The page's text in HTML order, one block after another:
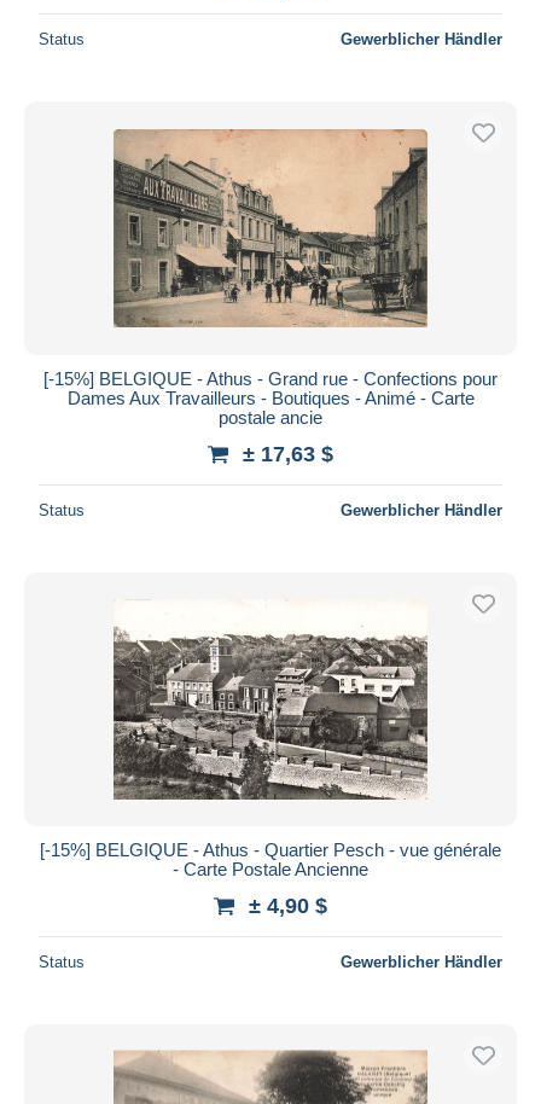
Status Gewerblicher Händler
[-15%] BELGIQUE - Athus - Grand rue - Confections pour
Dames Aux Travailleurs - Boutiques - Animé - Carte
postale ancie
± 17,63 $
Status Gewerblicher Händler
[-15%] BELGIQUE - Athus - Quartier Pesch - vue générale
- Carte Postale Ancienne
± 4,90 $
Status Gewerblicher Händler